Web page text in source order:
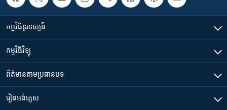
កម្មវិធី​ទូរទស្សន៍
កម្មវិធី​វិទ្យុ
ព័ត៌មាន​តាមប្រធានបទ​
រៀន​​អង់គ្លេស